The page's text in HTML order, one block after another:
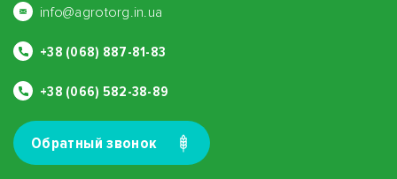
info@agrotorg.in.ua
+38 (068) 887-81-83
+38 (066) 582-38-89
Обратный звонок